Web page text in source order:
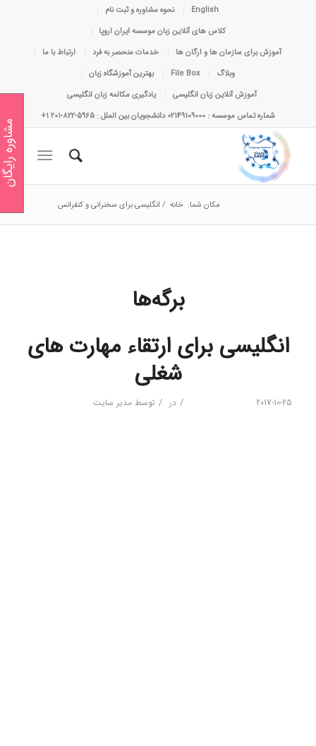
English
نحوه مشاوره و ثبت نام
کلاس های آنلاین زبان موسسه ایران اروپا
آموزش برای سازمان ها و ارگان ها
خدمات منحصر به فرد
ارتباط با ما
وبلاگ
File Box
بهترین آموزشگاه زبان
آموزش آنلاین زبان انگلیسی
یادگیری مکالمه زبان انگلیسی
شماره تماس موسسه : 02149109000 دانشجویان بین الملل : 5965-822-201 1+
مکان شما: خانه / انگلیسی برای سخنرانی و کنفرانس
برگه‌ها
انگلیسی برای ارتقاء مهارت های
شغلی
2017-10-25
/ در / توسطمدیر سایت